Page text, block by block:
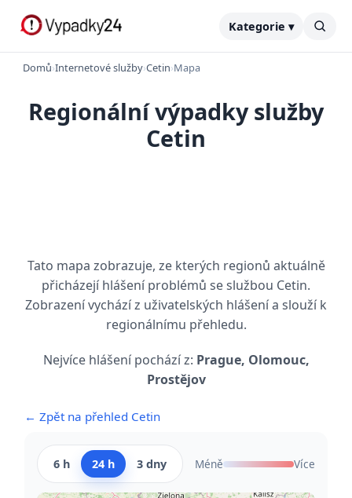
Kategorie ▾
Domů›Internetové služby›Cetin›Mapa
Regionální výpadky služby
Cetin
Tato mapa zobrazuje, ze kterých regionů aktuálně
přicházejí hlášení problémů se službou Cetin.
Zobrazení vychází z uživatelských hlášení a slouží k
regionálnímu přehledu.
Nejvíce hlášení pochází z: Prague, Olomouc,
Prostějov
← Zpět na přehled Cetin
6 h 24 h 3 dny Méně Více